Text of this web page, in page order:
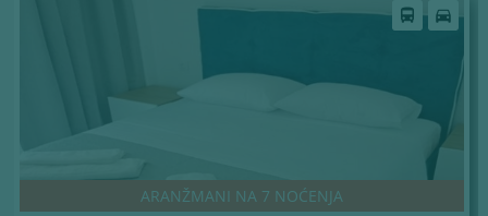
directions_bus directions_car
ARANŽMANI NA 7 NOĆENJA